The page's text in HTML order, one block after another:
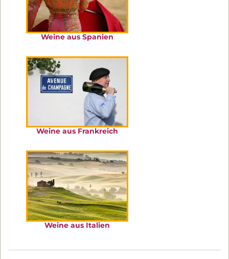
Weine aus Spanien
Weine aus Frankreich
Weine aus Italien